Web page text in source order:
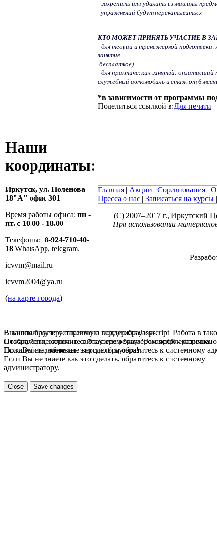
- закрепить или удалить из машины
упражнений будут перекатываться
КТО МОЖЕТ ПРИНЯТЬ УЧАСТИЕ В
- для теории и тренажерной
занятие
бесплатное)
- для практических занятий:
служебный автомобиль и стаж от 6
*в зависимости от программы
Поделиться ссылкой в:Для печати
Наши
координаты:
Иркутск, ул. Поленова
18"А" офис 301
Время работы офиса: пн -
пт. с 10.00 - 18.00
Телефоны: 8-924-710-40-
18 WhatsApp, telegram.
icvvm@mail.ru
icvvm2004@ya.ru
(на карте города)
Главная | Акции | Соревнования | О
Пресса о нас | Записаться на курсы
(C) 2007–2017 г., Иркутский
При использовании
В вашем браузере отключена поддержка Jasvscript. Работа в
Пожалуйста, включите в браузере режим "Javascript -
Если Вы не знаете как это сделать, обратитесь к системному
Вы используете устаревшую версию браузера.
Отображение страниц сайта с этим браузером проблематична.
Пожалуйста, обновите версию браузера!
Если Вы не знаете как это сделать, обратитесь к системному
администратору.
Close Save changes